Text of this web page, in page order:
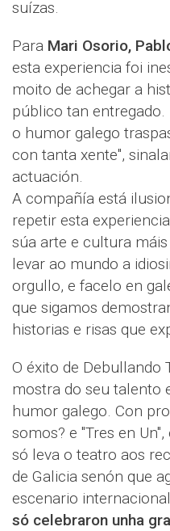
suízas.
Para Mari Osorio,
esta experiencia foi
moito de achegar a
público tan
o humor galego
con tanta xente",
actuación.
A compañía está
repetir esta
súa arte e cultura
levar ao mundo a
orgullo, e facelo en
que sigamos
historias e risas que
O éxito de Debullando
mostra do seu talento
humor galego. Con
somos? e "Tres en
só leva o teatro aos
de Galicia senón que
escenario
só celebraron unha